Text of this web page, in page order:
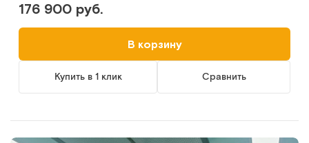
176 900 руб.
В корзину
Купить в 1 клик Сравнить